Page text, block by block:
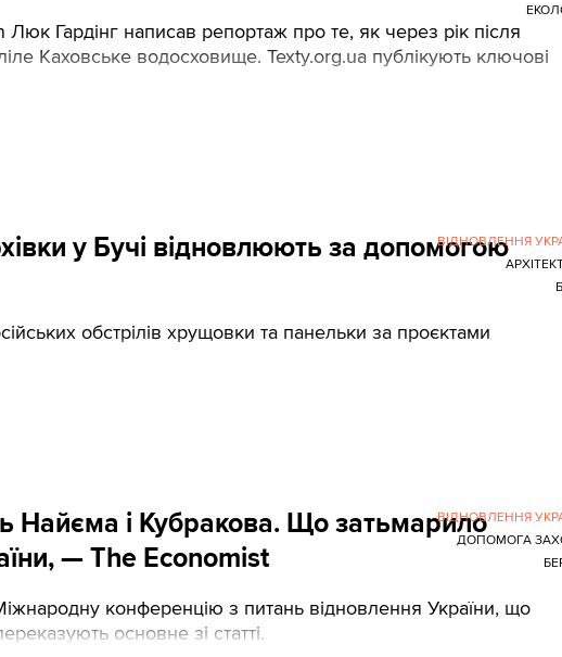
Гардінг написав репортаж про те, як через рік після
Каховське водосховище. Texty.org.ua публікують ключові
у Бучі відновлюють за допомогою
обстрілів хрущовки та панельки за проєктами
ВІДНОВЛЕННЯ
Найєма і Кубракова. Що затьмарило
— The Economist
конференцію з питань відновлення України, що
основне зі статті.
ВІДНОВЛЕННЯ
ДОПОМОГА